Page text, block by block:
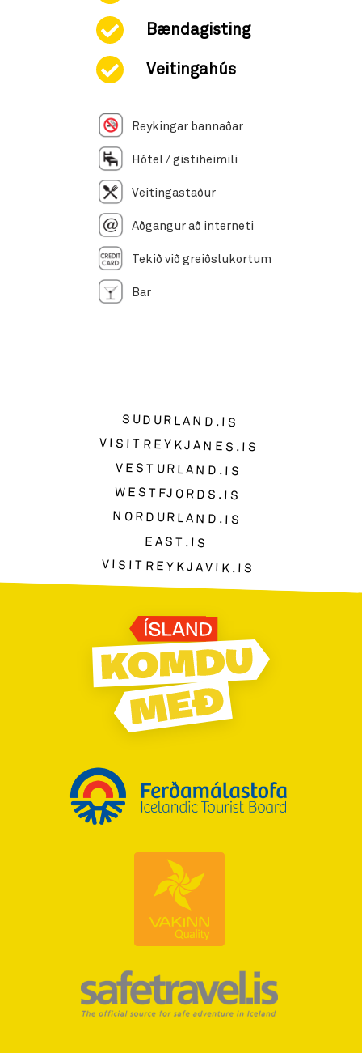
Bændagisting
Veitingahús
Reykingar bannaðar
Hótel / gistiheimili
Veitingastaður
Aðgangur að interneti
Tekið við greiðslukortum
Bar
SUDURLAND.IS
VISITREYKJANES.IS
VESTURLAND.IS
WESTFJORDS.IS
NORDURLAND.IS
EAST.IS
VISITREYKJAVIK.IS